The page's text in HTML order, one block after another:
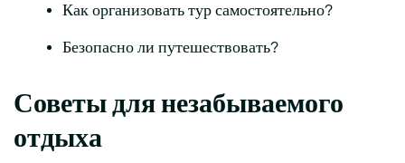
Как организовать тур самостоятельно?
Безопасно ли путешествовать?
Советы для незабываемого
отдыха